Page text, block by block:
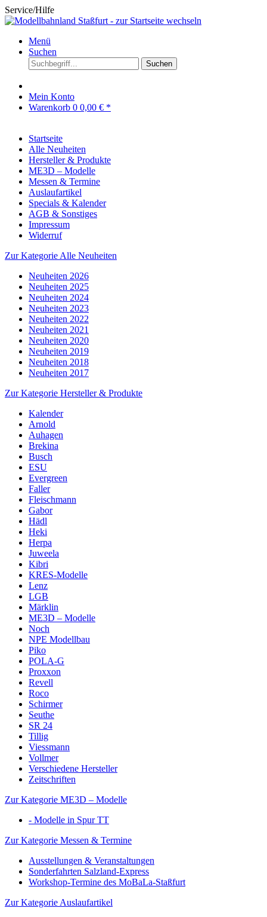
Service/Hilfe
Menü
Suchen
Suchen
Mein Konto
Warenkorb 0 0,00 € *
Startseite
Alle Neuheiten
Hersteller & Produkte
ME3D – Modelle
Messen & Termine
Auslaufartikel
Specials & Kalender
AGB & Sonstiges
Impressum
Widerruf
Zur Kategorie Alle Neuheiten
Neuheiten 2026
Neuheiten 2025
Neuheiten 2024
Neuheiten 2023
Neuheiten 2022
Neuheiten 2021
Neuheiten 2020
Neuheiten 2019
Neuheiten 2018
Neuheiten 2017
Zur Kategorie Hersteller & Produkte
Kalender
Arnold
Auhagen
Brekina
Busch
ESU
Evergreen
Faller
Fleischmann
Gabor
Hädl
Heki
Herpa
Juweela
Kibri
KRES-Modelle
Lenz
LGB
Märklin
ME3D – Modelle
Noch
NPE Modellbau
Piko
POLA-G
Proxxon
Revell
Roco
Schirmer
Seuthe
SR 24
Tillig
Viessmann
Vollmer
Verschiedene Hersteller
Zeitschriften
Zur Kategorie ME3D – Modelle
- Modelle in Spur TT
Zur Kategorie Messen & Termine
Ausstellungen & Veranstaltungen
Sonderfahrten Salzland-Express
Workshop-Termine des MoBaLa-Staßfurt
Zur Kategorie Auslaufartikel